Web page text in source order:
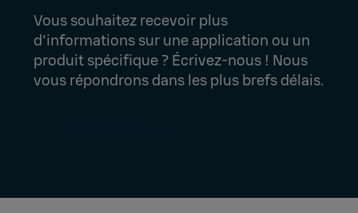
Vous souhaitez recevoir plus
d'informations sur une application ou un
produit spécifique ? Écrivez-nous ! Nous
vous répondrons dans les plus brefs délais.